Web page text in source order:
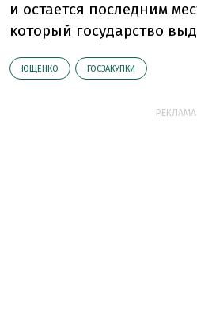
и остается последним
который государство
ЮЩЕНКО ГОСЗАКУПКИ
РЕКЛАМА: